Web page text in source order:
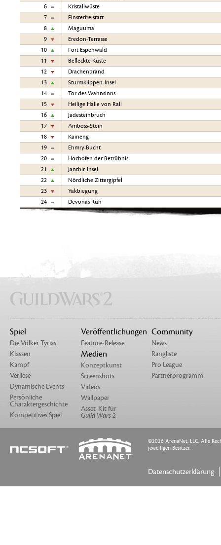
6
Kristallwüste
7
Finsterfreistatt
8
Maguuma
9
Eredon-Terrasse
10
Fort Espenwald
11
Befleckte Küste
12
Drachenbrand
13
Sturmklippen-Insel
14
Tor des Wahnsinns
15
Heilige Halle von Rall
16
Jadesteinbruch
17
Amboss-Stein
18
Kaineng
19
Ehmry-Bucht
20
Hochofen der Betrübnis
21
Janthir-Insel
22
Nördliche Zittergipfel
23
Yakbiegung
24
Devonas Ruh
Spiel
Die Völker Tyrias
Klassen
Kampf
Verliese
Dynamische Events
Persönliche
Charaktergeschichte
Kompetitives Spiel
Veröffentlichungen
Feature-Release
Medien
Konzeptkunst
Screenshots
Videos
Wallpaper
Asset-Kit für
Guild Wars 2
Community
News
Rangliste
Pro League
Partnerprogramm
©2026 ArenaNet, LLC. Alle
jeweiligen Besitzer.
Datenschutzerklärung